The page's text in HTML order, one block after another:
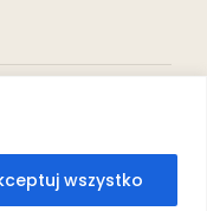
wszystko